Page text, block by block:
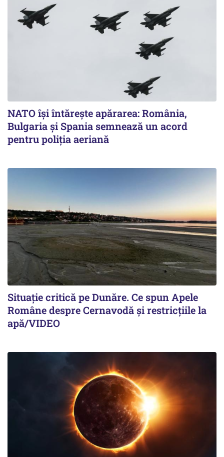
NATO își întărește apărarea: România,
Bulgaria și Spania semnează un acord
pentru poliția aeriană
Situație critică pe Dunăre. Ce spun Apele
Române despre Cernavodă și restricțiile la
apă/VIDEO